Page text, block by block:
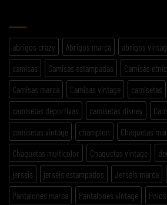
abrigos crazy Abrigos marca abrigos
camisas
Camisas estampadas Camisas
Camisas marca
Camisas vintage camisetas
camisetas deportivas
camisetas disney
camisetas vintage
champion
Chaquetas
Chaquetas multicolor
Chaquetas vintage
jerséis
jerséis estampados Jerséis marca
Pantalones marca
Pantalones vintage